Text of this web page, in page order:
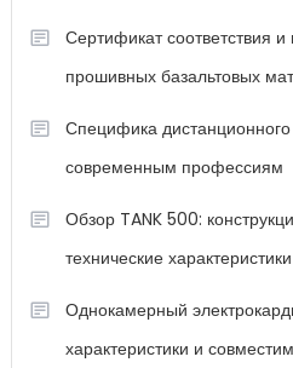
Сертификат соответствия
прошивных базальтовых
Специфика
современным профессиям
Обзор TANK 500:
технические характеристики
Однокамерный
характеристики и